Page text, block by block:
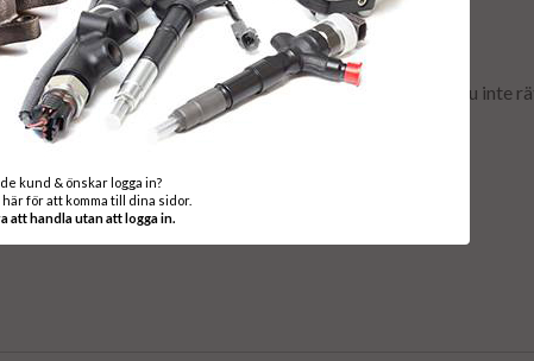
men fler och nya produkter läggs till löpande. Hittar du inte
ber vi er kontakta oss för att erhålla en offert.
KONTAKTA OSS
kund & önskar logga in?
för att komma till dina sidor.
att handla utan att logga in.